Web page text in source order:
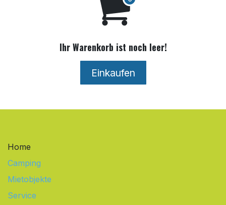
Ihr Warenkorb ist noch leer!
Einkaufen
Home
Camping
Mietobjekte
Service